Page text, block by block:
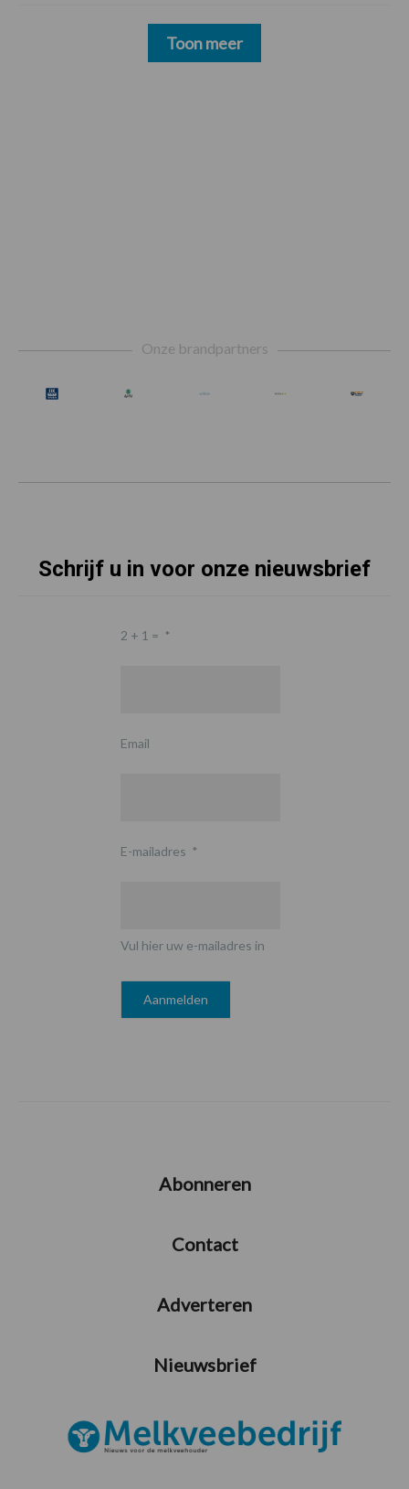
Toon meer
Onze brandpartners
Schrijf u in voor onze nieuwsbrief
2 + 1 = *
Email
E-mailadres *
Vul hier uw e-mailadres in
Abonneren
Contact
Adverteren
Nieuwsbrief